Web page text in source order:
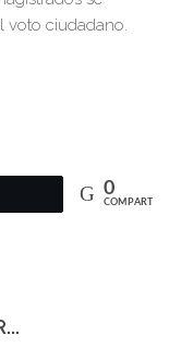
voto ciudadano.
0
COMPARTIR